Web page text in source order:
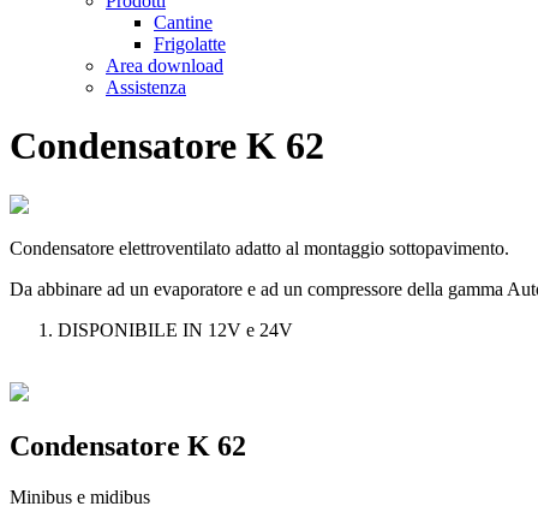
Cantine
Frigolatte
Area download
Assistenza
Condensatore K 62
Condensatore elettroventilato adatto al montaggio sottopavimento.
Da abbinare ad un evaporatore e ad un compressore della gamma
DISPONIBILE IN 12V e 24V
Condensatore K 62
Minibus e midibus